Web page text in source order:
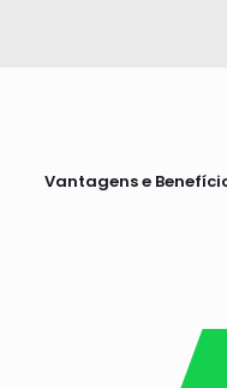
Vantagens e